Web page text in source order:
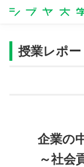
シブヤ大学
授業レポー
企業の
～社会